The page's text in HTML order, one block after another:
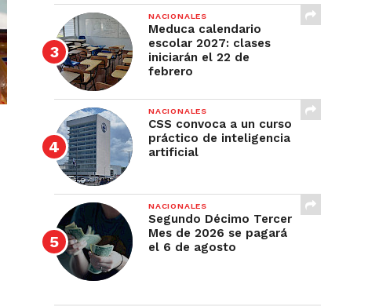
NACIONALES
Meduca calendario
escolar 2027: clases
iniciarán el 22 de
febrero
NACIONALES
CSS convoca a un curso
práctico de inteligencia
artificial
NACIONALES
Segundo Décimo Tercer
Mes de 2026 se pagará
el 6 de agosto